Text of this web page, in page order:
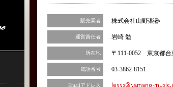
販売業者 株式会社山野楽器
運営責任者 岩崎 勉
所在地 〒111-0052 東京都台
電話番号 03-3862-8151
Emailアドレス